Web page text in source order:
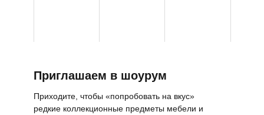
Приглашаем в шоурум
Приходите, чтобы «попробовать на вкус»
редкие коллекционные предметы мебели и